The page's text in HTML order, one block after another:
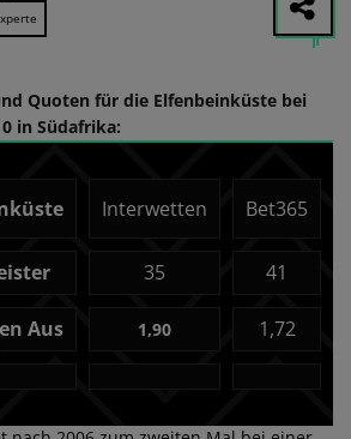
Quoten für die Elfenbeinküste bei
in Südafrika:
Interwetten Bet365
35 41
Aus 1,90 1,72